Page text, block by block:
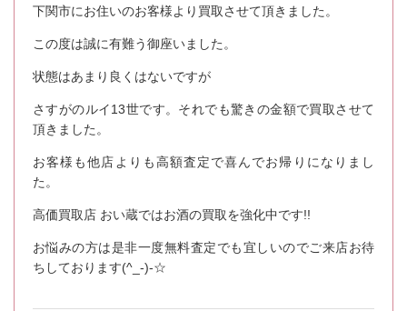
下関市にお住いのお客様より買取させて頂きました。
この度は誠に有難う御座いました。
状態はあまり良くはないですが
さすがのルイ13世です。それでも驚きの金額で買取させて
頂きました。
お客様も他店よりも高額査定で喜んでお帰りになりまし
た。
高価買取店 おい蔵ではお酒の買取を強化中です!!
お悩みの方は是非一度無料査定でも宜しいのでご来店お待
ちしております(^_-)-☆